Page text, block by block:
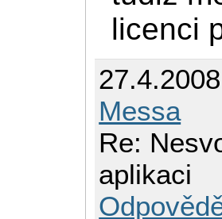
licenci
Messa
Re:
aplikaci